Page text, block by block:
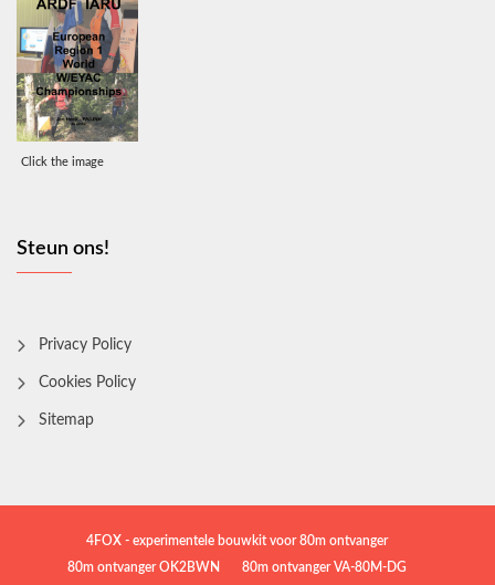
Click the image
Steun ons!
Privacy Policy
Cookies Policy
Sitemap
4FOX - experimentele bouwkit voor 80m ontvanger
80m ontvanger OK2BWN
80m ontvanger VA-80M-DG